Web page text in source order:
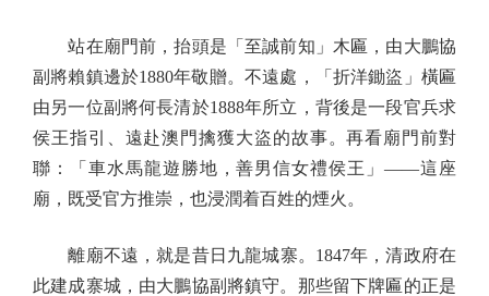
站在廟門前，抬頭是「至誠前知」木匾，由大鵬協
副將賴鎮邊於1880年敬贈。不遠處，「折洋鋤盜」橫匾
由另一位副將何長清於1888年所立，背後是一段官兵求
侯王指引、遠赴澳門擒獲大盜的故事。再看廟門前對
聯：「車水馬龍遊勝地，善男信女禮侯王」——這座
廟，既受官方推崇，也浸潤着百姓的煙火。
離廟不遠，就是昔日九龍城寨。1847年，清政府在
此建成寨城，由大鵬協副將鎮守。那些留下牌匾的正是